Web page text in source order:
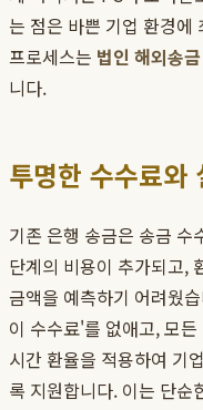
는 점은 바쁜 기업 환경에
프로세스는 법인 해외송
니다.
투명한 수수료와
기존 은행 송금은 송금 수
단계의 비용이 추가되고,
금액을 예측하기 어려웠
이 수수료'를 없애고, 모
시간 환율을 적용하여 기
록 지원합니다. 이는 단순